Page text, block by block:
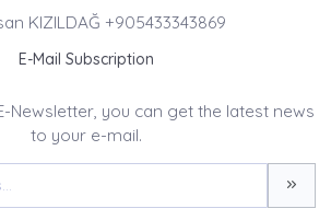
KIZILDAĞ +905433343869
E-Mail Subscription
Newsletter, you can get the latest news
to your e-mail.